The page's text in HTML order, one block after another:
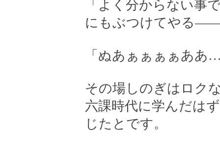
「よく分からない事
にもぶつけてやる
「ぬあぁぁぁぁあ
その場しのぎはロク
六課時代に学んだは
じたとです。